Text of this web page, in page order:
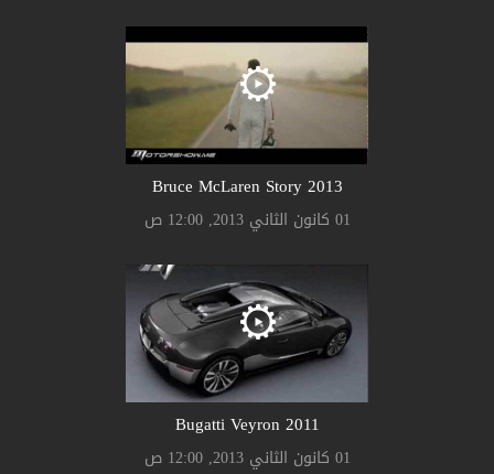
Bruce McLaren Story 2013
01 كانون الثاني 2013, 12:00 ص
Bugatti Veyron 2011
01 كانون الثاني 2013, 12:00 ص